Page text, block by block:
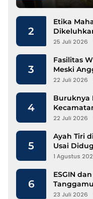
2
Etika
25 Juli 2026
3
Fasilitas
Meski
Mengalir
22 Juli 2026
4
Buruknya
22 Juli 2026
5
Ayah Tiri
Usai
1 Agustus
6
ESGIN
Berbasis
23 Juli 2026